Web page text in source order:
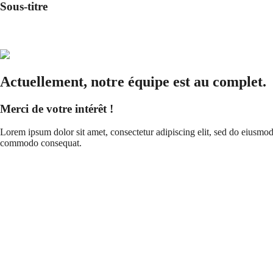
Sous-titre
Actuellement, notre équipe est au complet.
Merci de votre intérêt !
Lorem ipsum dolor sit amet, consectetur adipiscing elit, sed do
commodo consequat.